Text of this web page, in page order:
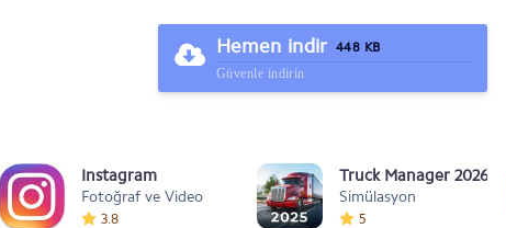
Hemen indir 448 KB
Güvenle indirin
Instagram
Fotoğraf ve Video
3.8
Truck Manager 2026
Simülasyon
5